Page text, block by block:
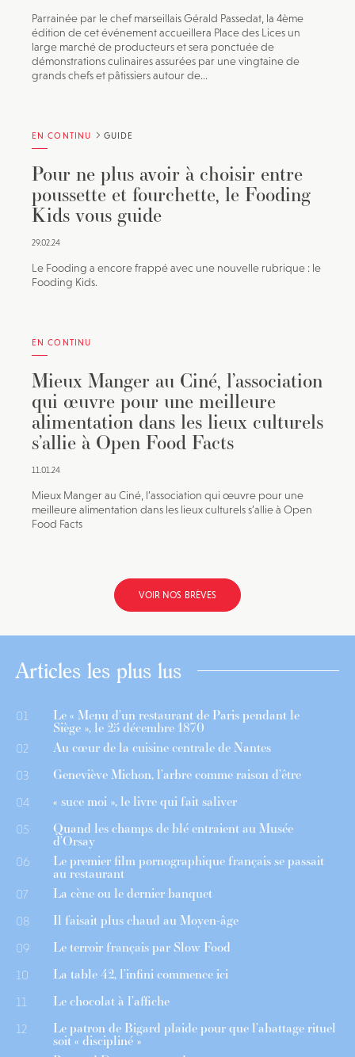
Parrainée par le chef marseillais Gérald Passedat, la 4ème
édition de cet événement accueillera Place des Lices un
large marché de producteurs et sera ponctuée de
démonstrations culinaires assurées par une vingtaine de
grands chefs et pâtissiers autour de...
EN CONTINU GUIDE
Pour ne plus avoir à choisir entre
poussette et fourchette, le Fooding
Kids vous guide
29.02.24
Le Fooding a encore frappé avec une nouvelle rubrique : le
Fooding Kids.
EN CONTINU
Mieux Manger au Ciné, l’association
qui œuvre pour une meilleure
alimentation dans les lieux culturels
s’allie à Open Food Facts
11.01.24
Mieux Manger au Ciné, l’association qui œuvre pour une
meilleure alimentation dans les lieux culturels s’allie à Open
Food Facts
VOIR NOS BRÈVES
Articles les plus lus
01 Le « Menu d’un restaurant de Paris pendant le
Siège », le 25 décembre 1870
02 Au cœur de la cuisine centrale de Nantes
03 Geneviève Michon, l’arbre comme raison d’être
04 « suce moi », le livre qui fait saliver
05 Quand les champs de blé entraient au Musée
d’Orsay
06 Le premier film pornographique français se passait
au restaurant
07 La cène ou le dernier banquet
08 Il faisait plus chaud au Moyen-âge
09 Le terroir français par Slow Food
10 La table 42, l’infini commence ici
11 Le chocolat à l’affiche
12 Le patron de Bigard plaide pour que l’abattage rituel
soit « discipliné »